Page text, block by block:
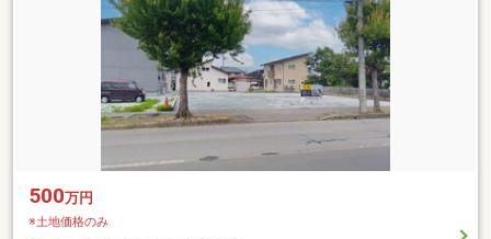
500万円
※土地価格のみ